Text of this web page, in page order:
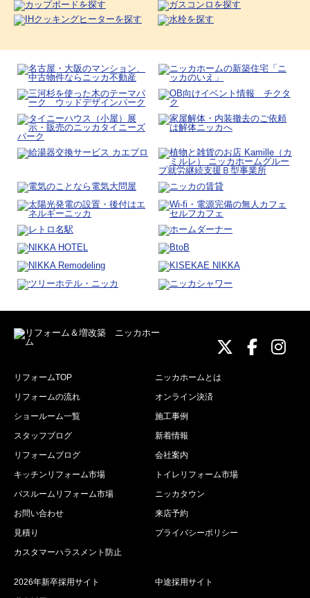
ニッカ
ニッニ
リフォームTOP
ニッカホームとは
リフォームの流れ
オンライン決済
ショールーム一覧
施工事例
スタッフブログ
新着情報
リフォームブログ
会社案内
キッチンリフォーム市場
トイレリフォーム市場
バスルームリフォーム市場
ニッカタウン
お問い合わせ
来店予約
見積り
プライバシーポリシー
カスタマーハラスメント防止
2026年新卒採用サイト
中途採用サイト